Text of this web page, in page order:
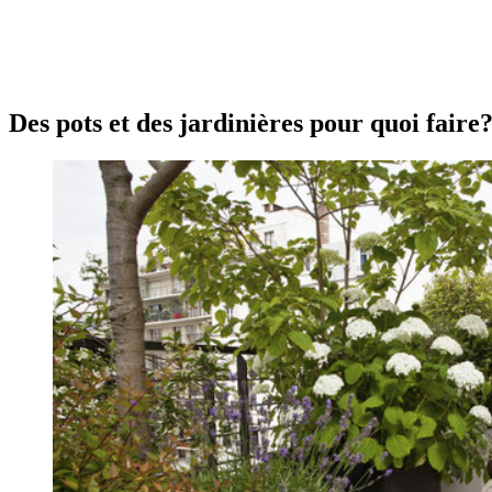
Des pots et des jardinières pour quoi faire?